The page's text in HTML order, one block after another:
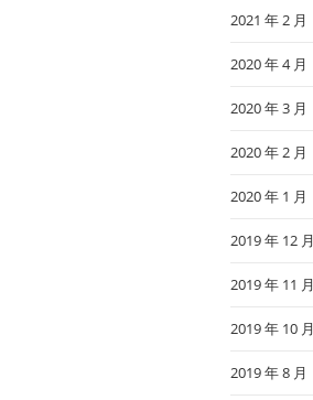
2021 年 2 月
2020 年 4 月
2020 年 3 月
2020 年 2 月
2020 年 1 月
2019 年 12 月
2019 年 11 月
2019 年 10 月
2019 年 8 月